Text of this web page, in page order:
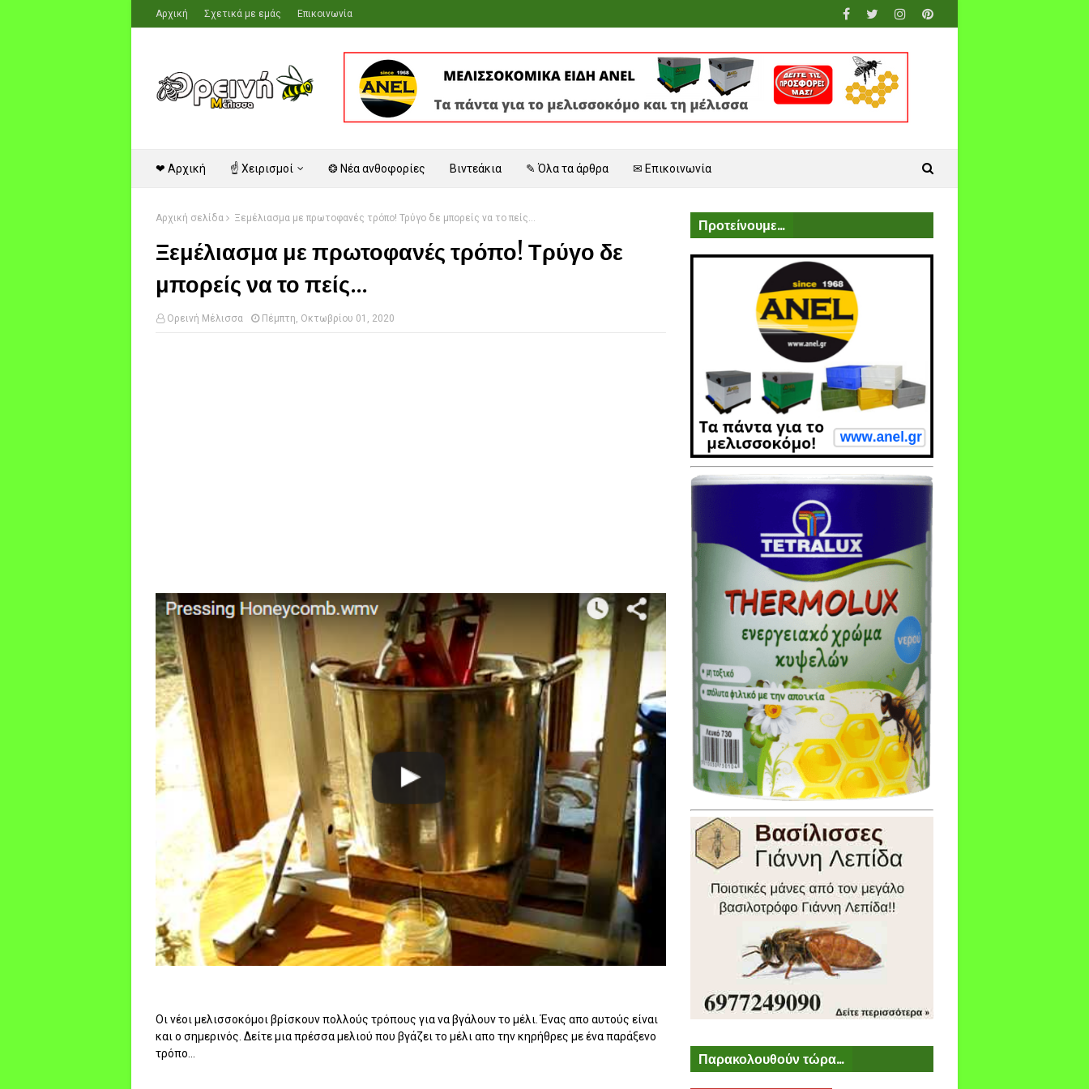
Αρχική Σχετικά με εμάς Επικοινωνία
❤ Αρχική ☝ Χειρισμοί ❂ Νέα ανθοφορίες Βιντεάκια ✎ Όλα τα άρθρα ✉ Επικοινωνία
Αρχική σελίδα Ξεμέλιασμα με πρωτοφανές τρόπο! Τρύγο δε μπορείς να το πείς...
Ξεμέλιασμα με πρωτοφανές τρόπο! Τρύγο δε
μπορείς να το πείς...
Ορεινή Μέλισσα Πέμπτη, Οκτωβρίου 01, 2020
Οι νέοι μελισσοκόμοι βρίσκουν πολλούς τρόπους για να βγάλουν το μέλι. Ένας απο αυτούς είναι
και ο σημερινός. Δείτε μια πρέσσα μελιού που βγάζει το μέλι απο την κηρήθρες με ένα παράξενο
τρόπο...
Προτείνουμε...
Παρακολουθούν τώρα...